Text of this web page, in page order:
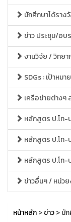
นักศึกษาได้ราง
ข่าว ประชุม/อบ
งานวิจัย / วิทย
SDGs : เป้าห
เครือข่ายต่างๆ
หลักสูตร ป.โท-
หลักสูตร ป.โท-
หลักสูตร ป.โท-
ข่าวอื่นๆ / หน่ว
หน้าหลัก>ข่าว> นั